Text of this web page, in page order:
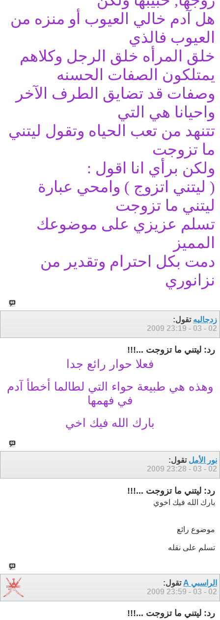
هل آدم خالي العيوب أو منزه من
العيوب فالذي
خلق المرأه خلق الرجل وكلاهم
يمتلكون الصفات الحسنه
وصفات قد تضايق الطرف الآخر
واحيانا هي التي
تتنهد من تعب الحياه وتقول ليتني
ما تزوجت
ولكن برأي انا اقول :
( ليتني اتزوج ) وامحي عبارة
ليتني ما تزوجت
تسلم عزيزي على موضوعك
المميز
دمت بكل احترام وتقدير من
نزانوري
زدجاليه تقول:
02 - 03 - 2009
23:19
رد: ليتني ما تزوجت ...!!!
فعلا حوار رائع جدا
وهذه هي طبيعة حواء التي لطالما أخطأ آدم
في فهمها
بارك الله فيك اخي
نور الأمل تقول:
02 - 03 - 2009
23:28
رد: ليتني ما تزوجت ...!!!
بارك الله فيك اخوي
موضوع رائع
تسلم على نقله
الراسبي A
تقول:
02 - 03 - 2009
23:59
رد: ليتني ما تزوجت ...!!!